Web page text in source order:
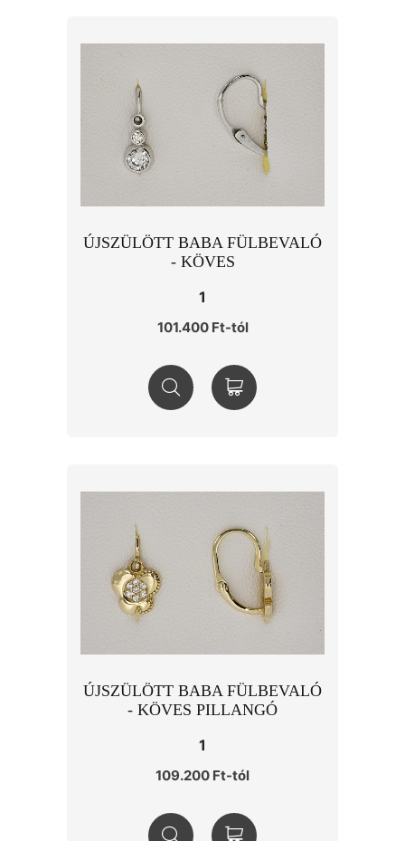
ÚJSZÜLÖTT BABA FÜLBEVALÓ
- KÖVES
1
101.400 Ft-tól
ÚJSZÜLÖTT BABA FÜLBEVALÓ
- KÖVES PILLANGÓ
1
109.200 Ft-tól